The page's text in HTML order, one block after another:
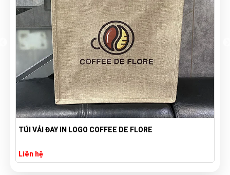
TÚI VẢI ĐAY IN LOGO COFFEE DE FLORE
Liên hệ